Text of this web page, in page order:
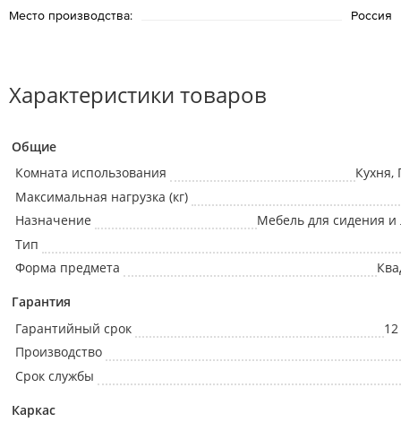
Место производства:
Россия
Характеристики товаров
Общие
Комната использования
Кухня,
Максимальная нагрузка (кг)
Назначение
Мебель для сидения
Тип
Форма предмета
Гарантия
Гарантийный срок
Производство
Срок службы
Каркас